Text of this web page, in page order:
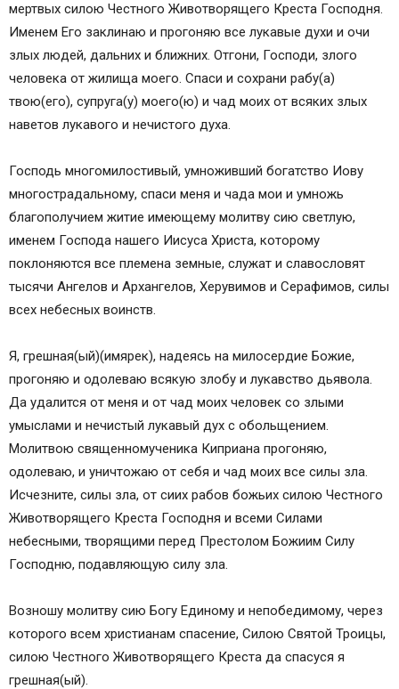
мертвых силою Честного Животворящего Креста Господня.
Именем Его заклинаю и прогоняю все лукавые духи и очи
злых людей, дальних и ближних. Отгони, Господи, злого
человека от жилища моего. Спаси и сохрани рабу(а)
твою(его), супруга(у) моего(ю) и чад моих от всяких злых
наветов лукавого и нечистого духа.
Господь многомилостивый, умноживший богатство Иову
многострадальному, спаси меня и чада мои и умножь
благополучием житие имеющему молитву сию светлую,
именем Господа нашего Иисуса Христа, которому
поклоняются все племена земные, служат и славословят
тысячи Ангелов и Архангелов, Херувимов и Серафимов, силы
всех небесных воинств.
Я, грешная(ый)(имярек), надеясь на милосердие Божие,
прогоняю и одолеваю всякую злобу и лукавство дьявола.
Да удалится от меня и от чад моих человек со злыми
умыслами и нечистый лукавый дух с обольщением.
Молитвою священномученика Киприана прогоняю,
одолеваю, и уничтожаю от себя и чад моих все силы зла.
Исчезните, силы зла, от сиих рабов божьих силою Честного
Животворящего Креста Господня и всеми Силами
небесными, творящими перед Престолом Божиим Силу
Господню, подавляющую силу зла.
Возношу молитву сию Богу Единому и непобедимому, через
которого всем христианам спасение, Силою Святой Троицы,
силою Честного Животворящего Креста да спасуся я
грешная(ый).